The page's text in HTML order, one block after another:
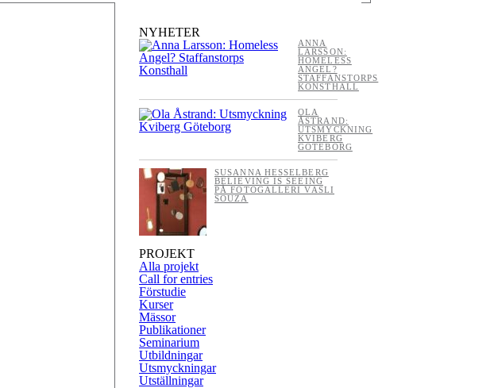
NYHETER
ANNA
LARSSON:
HOMELESS
ANGEL?
STAFFANSTORPS
KONSTHALL
OLA
ÅSTRAND:
UTSMYCKNING
KVIBERG
GÖTEBORG
SUSANNA HESSELBERG
BELIEVING IS SEEING
PÅ FOTOGALLERI VASLI
SOUZA
PROJEKT
Alla projekt
Call for entries
Förstudie
Kurser
Mässor
Publikationer
Seminarium
Utbildningar
Utsmyckningar
Utställningar